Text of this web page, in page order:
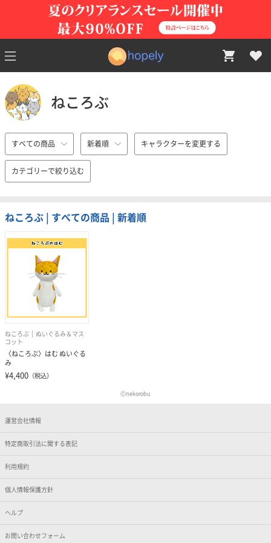
ねころぶ
すべての商品 新着順 キャラクターを変更する
カテゴリーで絞り込む
ねころぶ | すべての商品 | 新着順
ねころぶ
ぬいぐるみ＆マス
コット
〈ねころぶ〉はむ ぬいぐる
み
¥4,400 （税込）
Ⓒnekorobu
運営会社情報
特定商取引法に関する表記
利用規約
個人情報保護方針
ヘルプ
お問い合わせフォーム